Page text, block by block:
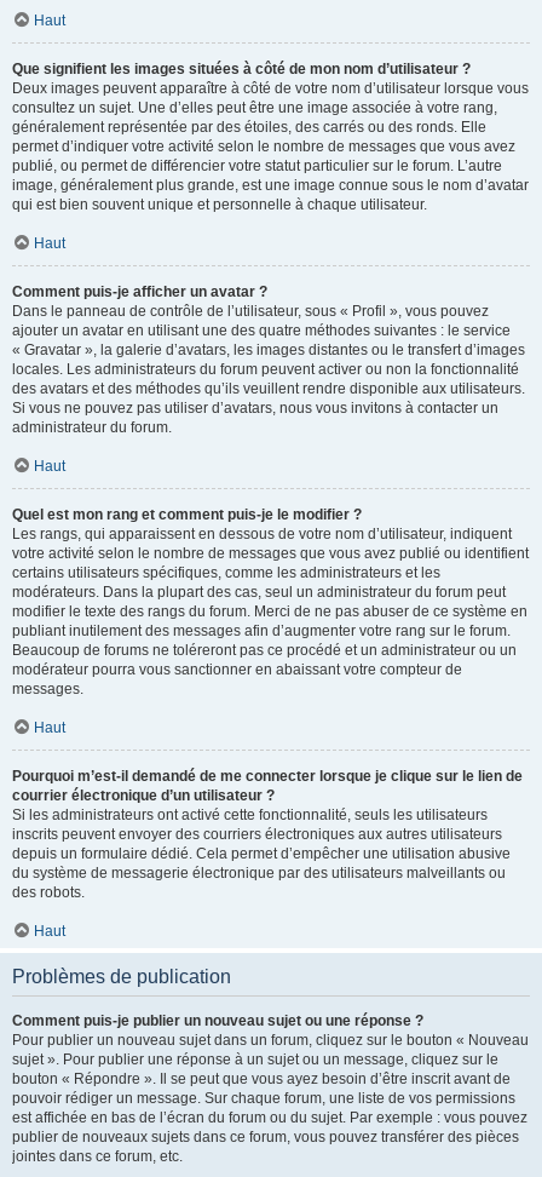
Haut
Que signifient les images situées à côté de mon nom d’utilisateur ?
Deux images peuvent apparaître à côté de votre nom d’utilisateur lorsque vous
consultez un sujet. Une d’elles peut être une image associée à votre rang,
généralement représentée par des étoiles, des carrés ou des ronds. Elle
permet d’indiquer votre activité selon le nombre de messages que vous avez
publié, ou permet de différencier votre statut particulier sur le forum. L’autre
image, généralement plus grande, est une image connue sous le nom d’avatar
qui est bien souvent unique et personnelle à chaque utilisateur.
Haut
Comment puis-je afficher un avatar ?
Dans le panneau de contrôle de l’utilisateur, sous « Profil », vous pouvez
ajouter un avatar en utilisant une des quatre méthodes suivantes : le service
« Gravatar », la galerie d’avatars, les images distantes ou le transfert d’images
locales. Les administrateurs du forum peuvent activer ou non la fonctionnalité
des avatars et des méthodes qu’ils veuillent rendre disponible aux utilisateurs.
Si vous ne pouvez pas utiliser d’avatars, nous vous invitons à contacter un
administrateur du forum.
Haut
Quel est mon rang et comment puis-je le modifier ?
Les rangs, qui apparaissent en dessous de votre nom d’utilisateur, indiquent
votre activité selon le nombre de messages que vous avez publié ou identifient
certains utilisateurs spécifiques, comme les administrateurs et les
modérateurs. Dans la plupart des cas, seul un administrateur du forum peut
modifier le texte des rangs du forum. Merci de ne pas abuser de ce système en
publiant inutilement des messages afin d’augmenter votre rang sur le forum.
Beaucoup de forums ne toléreront pas ce procédé et un administrateur ou un
modérateur pourra vous sanctionner en abaissant votre compteur de
messages.
Haut
Pourquoi m’est-il demandé de me connecter lorsque je clique sur le lien de
courrier électronique d’un utilisateur ?
Si les administrateurs ont activé cette fonctionnalité, seuls les utilisateurs
inscrits peuvent envoyer des courriers électroniques aux autres utilisateurs
depuis un formulaire dédié. Cela permet d’empêcher une utilisation abusive
du système de messagerie électronique par des utilisateurs malveillants ou
des robots.
Haut
Problèmes de publication
Comment puis-je publier un nouveau sujet ou une réponse ?
Pour publier un nouveau sujet dans un forum, cliquez sur le bouton « Nouveau
sujet ». Pour publier une réponse à un sujet ou un message, cliquez sur le
bouton « Répondre ». Il se peut que vous ayez besoin d’être inscrit avant de
pouvoir rédiger un message. Sur chaque forum, une liste de vos permissions
est affichée en bas de l’écran du forum ou du sujet. Par exemple : vous pouvez
publier de nouveaux sujets dans ce forum, vous pouvez transférer des pièces
jointes dans ce forum, etc.